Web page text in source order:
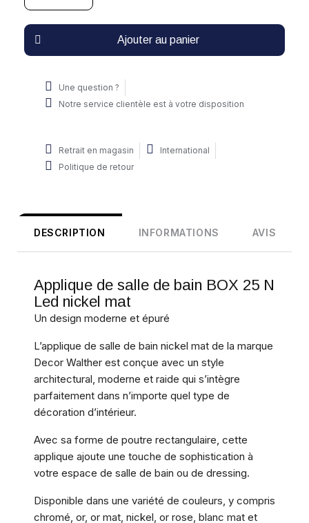
Ajouter au panier
Une question ?
Notre service clientèle est à votre disposition
Retrait en magasin
International
Politique de retour
DESCRIPTION INFORMATIONS AVIS
Applique de salle de bain BOX 25 N
Led nickel mat
Un design moderne et épuré
L’applique de salle de bain nickel mat de la marque
Decor Walther est conçue avec un style
architectural, moderne et raide qui s’intègre
parfaitement dans n’importe quel type de
décoration d’intérieur.
Avec sa forme de poutre rectangulaire, cette
applique ajoute une touche de sophistication à
votre espace de salle de bain ou de dressing.
Disponible dans une variété de couleurs, y compris
chromé, or, or mat, nickel, or rose, blanc mat et